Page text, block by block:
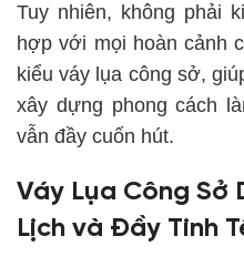
Tuy nhiên, không phải
hợp với mọi hoàn cảnh
kiểu váy lụa công sở,
xây dựng phong cách
vẫn đầy cuốn hút.
Váy Lụa Công Sở
Lịch và Đầy Tinh